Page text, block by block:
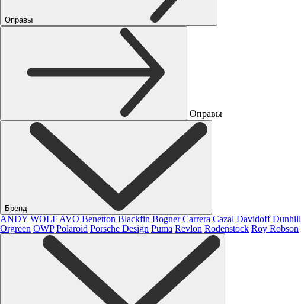
Оправы
Оправы
Бренд
ANDY WOLF AVO Benetton Blackfin Bogner Carrera Cazal Davidoff Dunhill
Orgreen OWP Polaroid Porsche Design Puma Revlon Rodenstock Roy Robson